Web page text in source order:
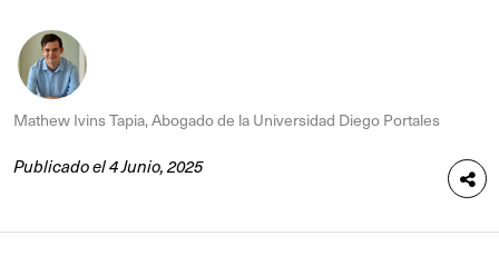
Mathew Ivins Tapia, Abogado de la Universidad Diego Portales
Publicado el 4 Junio, 2025